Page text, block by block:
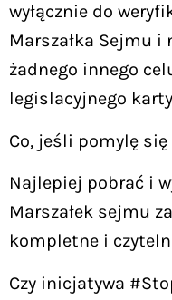
wyłącznie do
Marszałka Sejmu i
żadnego innego
legislacyjnego
Co, jeśli pomylę się
Najlepiej pobrać i
Marszałek sejmu
kompletne i
Czy inicjatywa